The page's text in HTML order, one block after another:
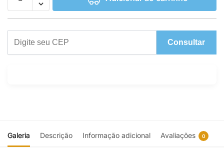
Consultar
Galeria Descrição Informação adicional Avaliações 0